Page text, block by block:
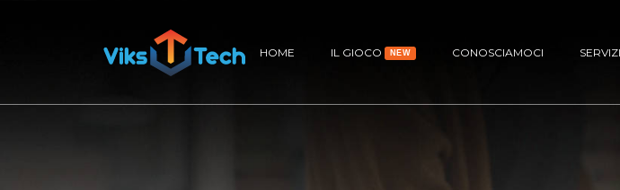
HOME IL GIOCO NEW CONOSCIAMOCI SERVIZI